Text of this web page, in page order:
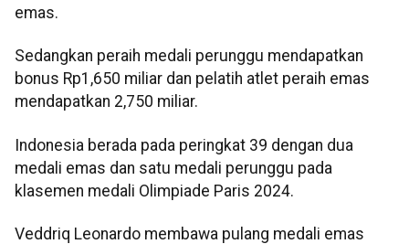
emas.
Sedangkan peraih medali perunggu mendapatkan
bonus Rp1,650 miliar dan pelatih atlet peraih emas
mendapatkan 2,750 miliar.
Indonesia berada pada peringkat 39 dengan dua
medali emas dan satu medali perunggu pada
klasemen medali Olimpiade Paris 2024.
Veddriq Leonardo membawa pulang medali emas